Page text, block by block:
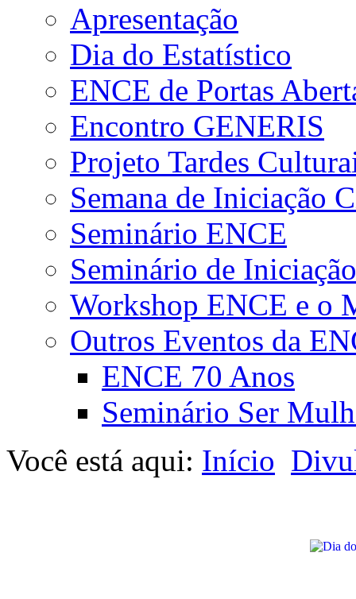
Apresentação
Dia do Estatístico
ENCE de Portas
Encontro GENERIS
Projeto Tardes
Semana de Iniciação
Seminário ENCE
Seminário de
Workshop ENCE e o
Outros Eventos da
ENCE 70 Anos
Seminário Ser
Você está aqui: Início